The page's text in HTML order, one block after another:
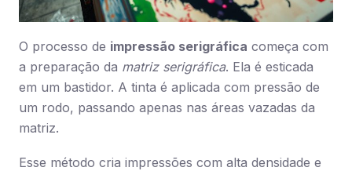
O processo de impressão serigráfica começa com
a preparação da matriz serigráfica. Ela é esticada
em um bastidor. A tinta é aplicada com pressão de
um rodo, passando apenas nas áreas vazadas da
matriz.
Esse método cria impressões com alta densidade e